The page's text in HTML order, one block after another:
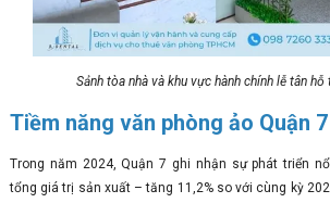
Sảnh tòa nhà và khu vực hành chính lễ tân
Tiềm năng văn phòng ảo Quận 7
Trong năm 2024, Quận 7 ghi nhận sự phát triển
tổng giá trị sản xuất – tăng 11,2% so với cùng kỳ